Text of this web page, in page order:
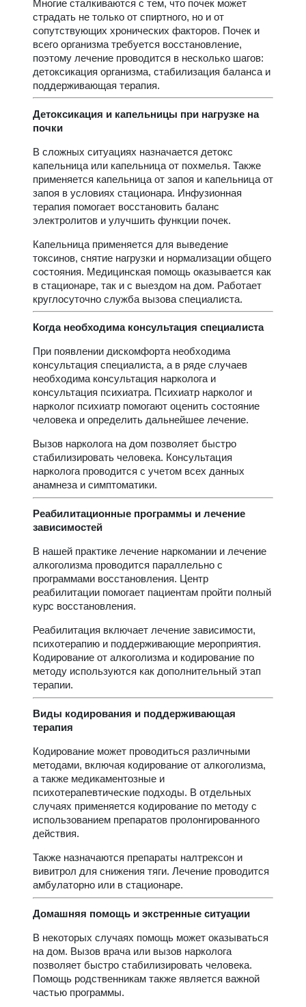
Многие сталкиваются с тем, что почек может
страдать не только от спиртного, но и от
сопутствующих хронических факторов. Почек и
всего организма требуется восстановление,
поэтому лечение проводится в несколько шагов:
детоксикация организма, стабилизация баланса и
поддерживающая терапия.
Детоксикация и капельницы при нагрузке на
почки
В сложных ситуациях назначается детокс
капельница или капельница от похмелья. Также
применяется капельница от запоя и капельница от
запоя в условиях стационара. Инфузионная
терапия помогает восстановить баланс
электролитов и улучшить функции почек.
Капельница применяется для выведение
токсинов, снятие нагрузки и нормализации общего
состояния. Медицинская помощь оказывается как
в стационаре, так и с выездом на дом. Работает
круглосуточно служба вызова специалиста.
Когда необходима консультация специалиста
При появлении дискомфорта необходима
консультация специалиста, а в ряде случаев
необходима консультация нарколога и
консультация психиатра. Психиатр нарколог и
нарколог психиатр помогают оценить состояние
человека и определить дальнейшее лечение.
Вызов нарколога на дом позволяет быстро
стабилизировать человека. Консультация
нарколога проводится с учетом всех данных
анамнеза и симптоматики.
Реабилитационные программы и лечение
зависимостей
В нашей практике лечение наркомании и лечение
алкоголизма проводится параллельно с
программами восстановления. Центр
реабилитации помогает пациентам пройти полный
курс восстановления.
Реабилитация включает лечение зависимости,
психотерапию и поддерживающие мероприятия.
Кодирование от алкоголизма и кодирование по
методу используются как дополнительный этап
терапии.
Виды кодирования и поддерживающая
терапия
Кодирование может проводиться различными
методами, включая кодирование от алкоголизма,
а также медикаментозные и
психотерапевтические подходы. В отдельных
случаях применяется кодирование по методу с
использованием препаратов пролонгированного
действия.
Также назначаются препараты налтрексон и
вивитрол для снижения тяги. Лечение проводится
амбулаторно или в стационаре.
Домашняя помощь и экстренные ситуации
В некоторых случаях помощь может оказываться
на дом. Вызов врача или вызов нарколога
позволяет быстро стабилизировать человека.
Помощь родственникам также является важной
частью программы.